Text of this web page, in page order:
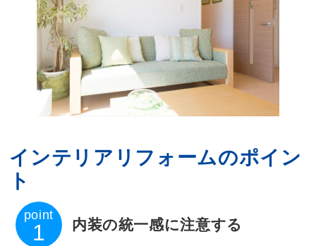
インテリアリフォームのポイン
ト
point
1 内装の統一感に注意する